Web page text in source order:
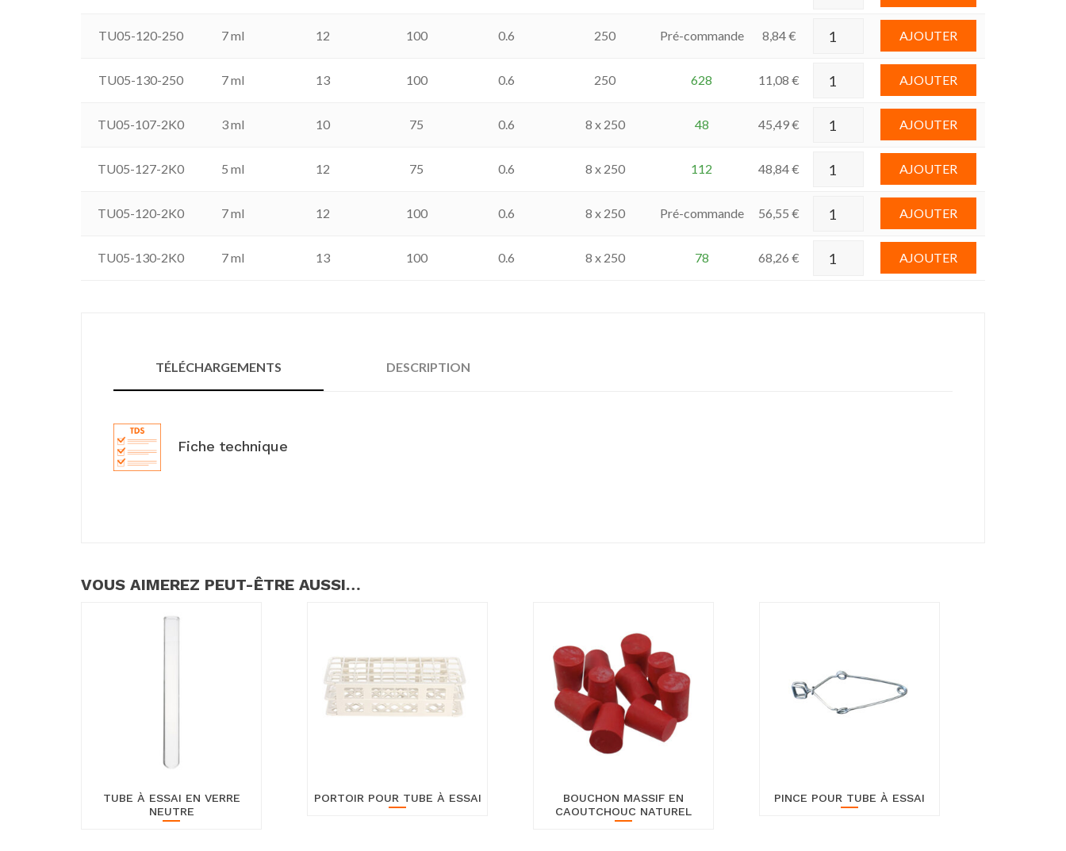
TU05-120-250 7 ml 12 100 0.6 250 Pré-commande 8,84€ AJOUTER
TU05-130-250 7 ml 13 100 0.6 250 628 11,08 € AJOUTER
TU05-107-2K0 3 ml 10 75 0.6 8 x 250 48 45,49€ AJOUTER
TU05-127-2K0 5 ml 12 75 0.6 8 x 250 112 48,84€ AJOUTER
TU05-120-2K0 7 ml 12 100 0.6 8 x 250 Pré-commande 56,55 € AJOUTER
TU05-130-2K0 7 ml 13 100 0.6 8 x 250 78 68,26 € AJOUTER
TÉLÉCHARGEMENTS DESCRIPTION
Fiche technique
VOUS AIMEREZ PEUT-ÊTRE AUSSI…
TUBE À ESSAI EN VERRE
NEUTRE
PORTOIR POUR TUBE À ESSAI
BOUCHON MASSIF EN
CAOUTCHOUC NATUREL
PINCE POUR TUBE À ESSAI